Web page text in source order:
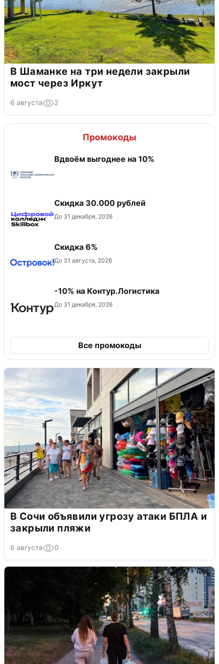
В Шаманке на три недели закрыли
мост через Иркут
6 августа 2
Промокоды
Вдвоём выгоднее на 10%
Скидка 30.000 рублей
До 31 декабря, 2026
Скидка 6%
До 31 августа, 2026
-10% на Контур.Логистика
До 31 декабря, 2026
Все промокоды
В Сочи объявили угрозу атаки БПЛА и
закрыли пляжи
6 августа 0